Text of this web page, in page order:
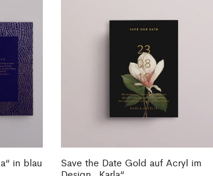
in blau
Save the Date Gold auf Acryl im